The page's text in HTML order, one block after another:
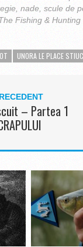
nade, scule de
Fishing & Hunting
UNORA LE PLACE
– Partea 1